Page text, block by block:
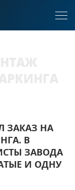
ЗАКАЗ НА
В
ЗАВОДА
И ОДНУ